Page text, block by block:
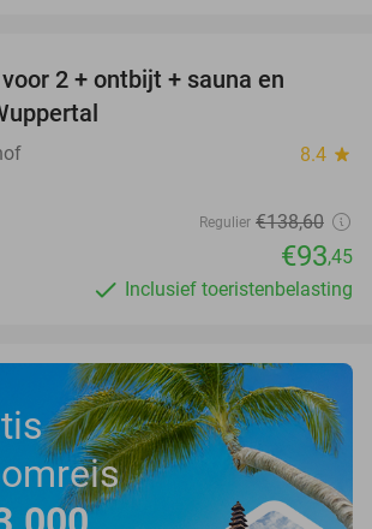
2 + ontbijt + sauna en
8.4 star
Regulier €138,60
€93,45
Inclusief toeristenbelasting